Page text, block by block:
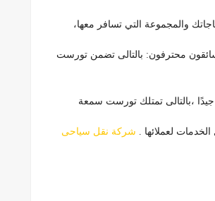
والمجموعة التي تسافر معها،
محترفون: بالتالى تضمن تورست
،بالتالى تمتلك تورست سمعة
لعملائها . شركة نقل سياحى